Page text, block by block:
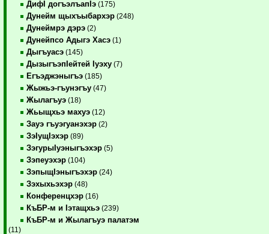
ДифI догъэлъапIэ (175)
Дунейм щыхъыбархэр (248)
Дунеймрэ дэрэ (2)
Дунейпсо Адыгэ Хасэ (1)
Дыгъуасэ (145)
ДызыгъэпIейтей Iуэху (7)
Егъэджэныгъэ (185)
Жыжьэ-гъунэгъу (47)
Жылагъуэ (18)
Жьыщхьэ махуэ (12)
Зауэ гъуэгуанэхэр (2)
ЗэIущIэхэр (89)
ЗэгурыIуэныгъэхэр (5)
Зэпеуэхэр (104)
ЗэпыщIэныгъэхэр (24)
Зэхыхьэхэр (48)
Конференцхэр (16)
КъБР-м и Iэтащхьэ (239)
КъБР-м и Жылагъуэ палатэм
(11)